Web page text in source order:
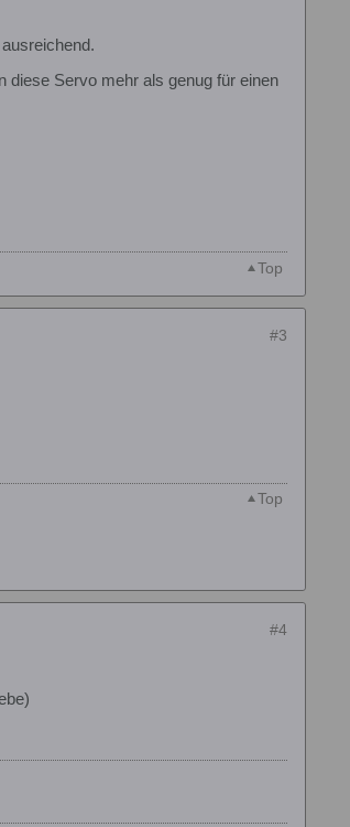
diese Servo mehr als genug für einen
Top
#3
Top
#4